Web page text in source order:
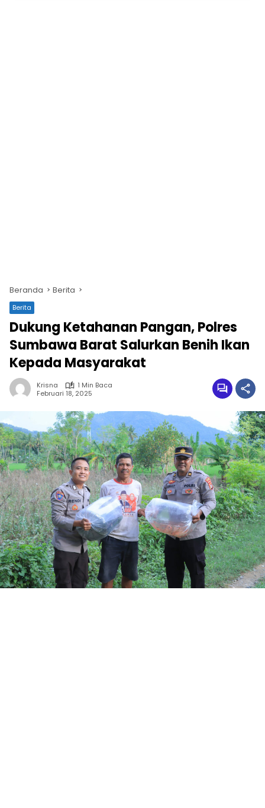
Beranda Berita
Berita
Dukung Ketahanan Pangan, Polres
Sumbawa Barat Salurkan Benih Ikan
Kepada Masyarakat
Krisna
1 Min Baca
Februari 18, 2025